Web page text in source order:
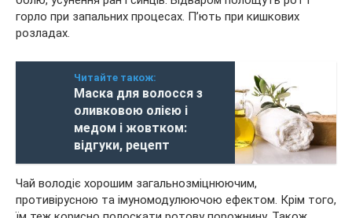
горло при запальних процесах. П’ють при кишкових
розладах.
Читайте також:
Маска для волосся з
оливковою олією і
медом і жовтком:
відгуки, рецепт
Чай володіє хорошим загальнозміцнюючим,
противірусною та імуномодулюючою ефектом. Крім того,